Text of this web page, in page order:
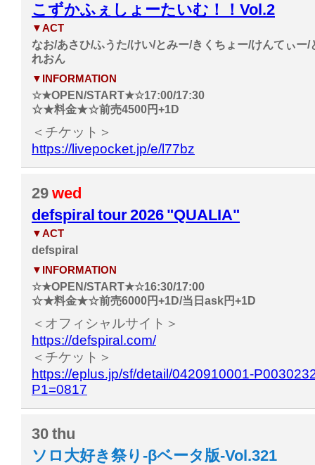
こずかふぇしょーたいむ！！Vol.2
▼ACT
なお/あさひ/ふうた/けい/とみー/きくちょー/けんてぃー/
れおん
▼INFORMATION
☆★OPEN/START★☆17:00/17:30
☆★料金★☆前売4500円+1D
＜チケット＞
https://livepocket.jp/e/l77bz
29 wed
defspiral tour 2026 "QUALIA"
▼ACT
defspiral
▼INFORMATION
☆★OPEN/START★☆16:30/17:00
☆★料金★☆前売6000円+1D/当日ask円+1D
＜オフィシャルサイト＞
https://defspiral.com/
＜チケット＞
https://eplus.jp/sf/detail/0420910001-
P1=0817
30 thu
ソロ大好き祭り-βベータ版-Vol.321